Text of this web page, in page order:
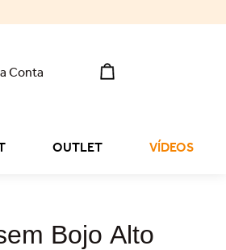
Conta
OUTLET VÍDEOS
Bojo Alto